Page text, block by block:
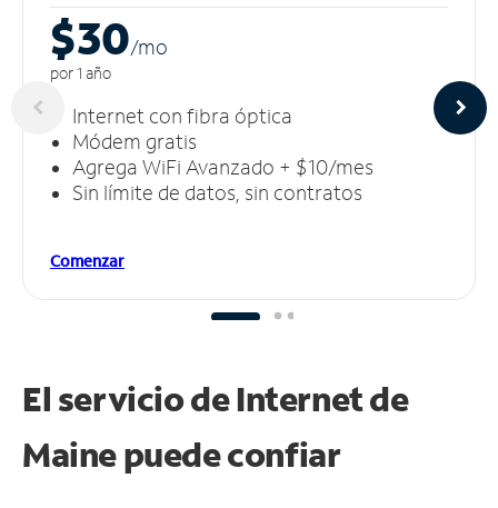
$30/mo
por 1 año
Internet con fibra óptica
Módem gratis
Agrega WiFi Avanzado + $10/mes
Sin límite de datos, sin contratos
Comenzar
El servicio de Internet de
Maine puedeconfiar